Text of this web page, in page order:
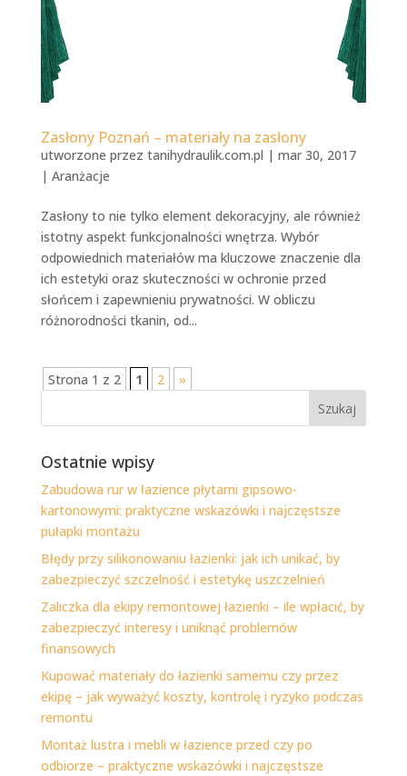
Zasłony Poznań – materiały na zasłony
utworzone przez tanihydraulik.com.pl | mar 30, 2017
| Aranżacje
Zasłony to nie tylko element dekoracyjny, ale również
istotny aspekt funkcjonalności wnętrza. Wybór
odpowiednich materiałów ma kluczowe znaczenie dla
ich estetyki oraz skuteczności w ochronie przed
słońcem i zapewnieniu prywatności. W obliczu
różnorodności tkanin, od...
Strona 1 z 2 1 2 »
Ostatnie wpisy
Zabudowa rur w łazience płytami gipsowo-
kartonowymi: praktyczne wskazówki i najczęstsze
pułapki montażu
Błędy przy silikonowaniu łazienki: jak ich unikać, by
zabezpieczyć szczelność i estetykę uszczelnień
Zaliczka dla ekipy remontowej łazienki – ile wpłacić, by
zabezpieczyć interesy i uniknąć problemów
finansowych
Kupować materiały do łazienki samemu czy przez
ekipę – jak wyważyć koszty, kontrolę i ryzyko podczas
remontu
Montaż lustra i mebli w łazience przed czy po
odbiorze – praktyczne wskazówki i najczęstsze